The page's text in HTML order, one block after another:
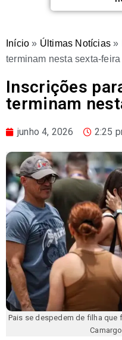
Início » Últimas Notícias »
terminam nesta sexta-feira
Inscrições
terminam
junho 4, 2026 2:25
Pais se despedem de filha que